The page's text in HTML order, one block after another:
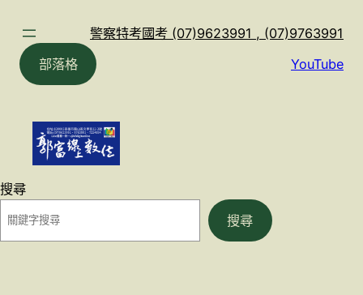
警察特考國考 (07)9623991 , (07)9763991
部落格
YouTube
搜尋
搜尋